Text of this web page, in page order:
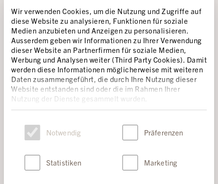
Wir verwenden Cookies, um die Nutzung und Zugriffe auf
diese Website zu analysieren, Funktionen für soziale
Medien anzubieten und Anzeigen zu personalisieren.
Ausserdem geben wir Informationen zu Ihrer Verwendung
dieser Website an Partnerfirmen für soziale Medien,
Werbung und Analysen weiter (Third Party Cookies). Damit
werden diese Informationen möglicherweise mit weiteren
Daten zusammengeführt, die durch Ihre Nutzung dieser
Website entstanden sind oder die im Rahmen Ihrer
Nutzung der Dienste gesammelt wurden.
Notwendig
Präferenzen
Statistiken Marketing
Des enquêtes récentes d’Amnesty International
montrent que les militaires russes attaquent sans
discernement des zones résidentielles, des écoles et
des hôpitaux en Ukraine. Les populations locales sont
exposées à un danger permanent.
Amnesty International demande l’arrêt immédiat de
ces attaques aveugles , qui violent les lois de la guerre.
L’utilisation d’armes à sous-munitions, qui provoquent
inexcusable.
AMNESTY AGIT